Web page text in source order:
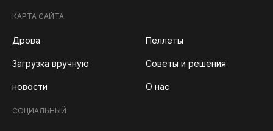
КАРТА САЙТА
Дрова Пеллеты
Загрузка вручную Советы и решения
новости О нас
СОЦИАЛЬНЫЙ